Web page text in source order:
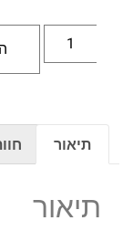
תיאור
תיאור